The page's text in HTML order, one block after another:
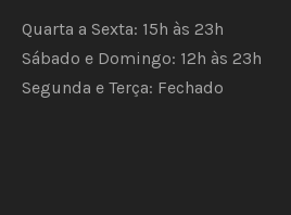
Quarta a Sexta: 15h às 23h
Sábado e Domingo: 12h às 23h
Segunda e Terça: Fechado